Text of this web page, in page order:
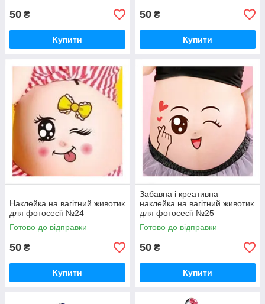
50 ₴
Купити
50 ₴
Купити
Наклейка на вагітний животик
для фотосесії №24
Готово до відправки
50 ₴
Купити
Забавна і креативна
наклейка на вагітний животик
для фотосесії №25
Готово до відправки
50 ₴
Купити